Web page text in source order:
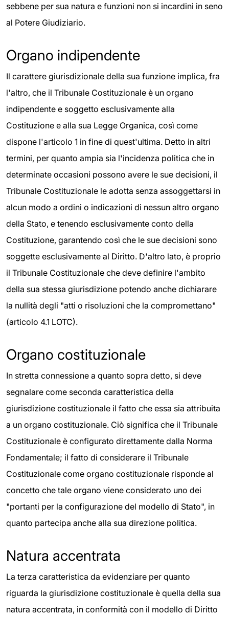
sebbene per sua natura e funzioni non si incardini in seno
al Potere Giudiziario.
Organo indipendente
Il carattere giurisdizionale della sua funzione implica, fra
l'altro, che il Tribunale Costituzionale è un organo
indipendente e soggetto esclusivamente alla
Costituzione e alla sua Legge Organica, così come
dispone l'articolo 1 in fine di quest'ultima. Detto in altri
termini, per quanto ampia sia l'incidenza politica che in
determinate occasioni possono avere le sue decisioni, il
Tribunale Costituzionale le adotta senza assoggettarsi in
alcun modo a ordini o indicazioni di nessun altro organo
della Stato, e tenendo esclusivamente conto della
Costituzione, garantendo così che le sue decisioni sono
soggette esclusivamente al Diritto. D'altro lato, è proprio
il Tribunale Costituzionale che deve definire l'ambito
della sua stessa giurisdizione potendo anche dichiarare
la nullità degli "atti o risoluzioni che la compromettano"
(articolo 4.1 LOTC).
Organo costituzionale
In stretta connessione a quanto sopra detto, si deve
segnalare come seconda caratteristica della
giurisdizione costituzionale il fatto che essa sia attribuita
a un organo costituzionale. Ciò significa che il Tribunale
Costituzionale è configurato direttamente dalla Norma
Fondamentale; il fatto di considerare il Tribunale
Costituzionale come organo costituzionale risponde al
concetto che tale organo viene considerato uno dei
"portanti per la configurazione del modello di Stato", in
quanto partecipa anche alla sua direzione politica.
Natura accentrata
La terza caratteristica da evidenziare per quanto
riguarda la giurisdizione costituzionale è quella della sua
natura accentrata, in conformità con il modello di Diritto